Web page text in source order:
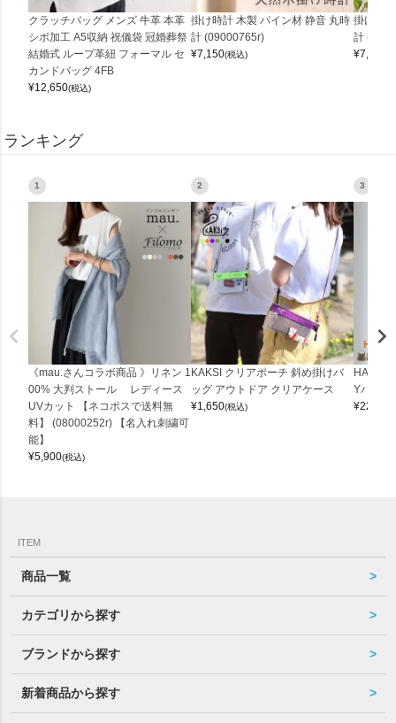
クラッチバッグ メンズ 牛革 本革
シボ加工 A5収納 祝儀袋 冠婚葬祭
結婚式 ループ革紐 フォーマル セ
カンドバッグ 4FB
¥12,650(税込)
掛け時計 木製 パイン材 静音 丸時
計 (09000765r)
¥7,150(税込)
掛け時
計
¥7,150
ランキング
1
《mau.さんコラボ商品 》リネン 1
00% 大判ストール レディース
UVカット 【ネコポスで送料無
料】 (08000252r) 【名入れ刺繍可
能】
¥5,900(税込)
2
KAKSI クリアポーチ 斜め掛けバ
ッグ アウトドア クリアケース
¥1,650(税込)
3
Yバッグ
¥22,000
ITEM
商品一覧
カテゴリから探す
ブランドから探す
新着商品から探す